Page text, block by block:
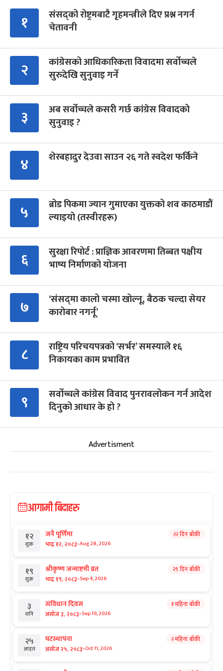
१
संसद्को रोष्ट्रमबाटै गृहमन्त्रीले दिए प्रश्न नगर्न
चेतावनी
२
कांग्रेसको आधिकारिकता विवादमा सर्वोच्चले
सुरुदेखि सुनुवाइ गर्ने
३
अब सर्वोच्चले कसरी गर्छ कांग्रेस विवादको
सुनुवाइ ?
४ शेरबहादुर देउवा साउन २६ गते स्वदेश फर्किने
५
ब्रोड पिकमा ज्यान गुमाएका युक्तको शव काठमाडौं
ल्याइयो (तस्वीरहरू)
६
सुरक्षा रिपोर्ट : प्राज्ञिक आवरणमा तिब्बत पक्षीय
भाष्य निर्माणको योजना
७
‘संसद्‍मा कालो चस्मा खोल्नू, बैठक चल्दा सेयर
कारोबार नगर्नू’
८
राष्ट्रिय परिचयपत्रको ‘सर्भर’ समस्याले १६
निकायका काम प्रभावित
९
सर्वोच्चले कांग्रेस विवाद पुनरावलोकन गर्न आदेश
दिनुको आधार के हो ?
Advertisment
आगामी बिदाहरु
१२
शुक्र
जनै पूर्णिमा
भाद्र १२, २०८३-Aug 28, 2026
२२ दिन बाँकी
१९
शुक्र
श्रीकृष्ण जन्माष्टमी व्रत
भाद्र १९, २०८३-Sep 4, 2026
२९ दिन बाँकी
३
शनि
संविधान दिवस
असोज ३, २०८३-Sep 19, 2026
१ महिना बाँकी
२५
आइत
घटस्थापना
असोज २५, २०८३-Oct 11, 2026
२ महिना बाँकी